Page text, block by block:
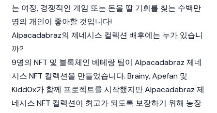
는 여정, 경쟁적인 게임 또는 돈을 딸 기회를 찾는 수백만
명의 개인이 좋아할 것입니다!
Alpacadabraz의 제네시스 컬렉션 배후에는 누가 있습니
까?
9명의 NFT 및 블록체인 베테랑 팀이 Alpacadabraz 제네
시스 NFT 컬렉션을 만들었습니다. Brainy, Apefan 및
Kidd0x가 함께 프로젝트를 시작했지만 Alpacadabraz 제
네시스 NFT 컬렉션이 최고가 되도록 보장하기 위해 농장